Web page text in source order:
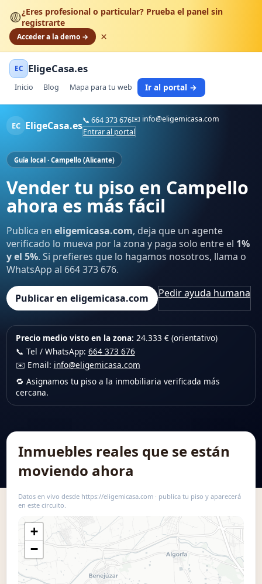
🟡¿Eres profesional o particular? Prueba el panel sin
registrarte
Acceder a la demo → ×
EC EligeCasa.es
Inicio Blog Mapa para tu web Ir al portal →
EC EligeCasa.es📞664 373 676✉️ info@eligemicasa.com
Entrar al portal
Guía local · Campello (Alicante)
Vender tu piso en Campello
ahora es más fácil
Publica eneligemicasa.com, deja que un agente
verificado lo mueva por la zona y paga solo entre el 1%
y el 5%. Si prefieres que lo hagamos nosotros, llama o
WhatsApp al 664 373 676.
Publicar en eligemicasa.com Pedir ayuda humana
Precio medio visto en la zona: 24.333 € (orientativo)
📞 Tel / WhatsApp: 664 373 676
✉️ Email: info@eligemicasa.com
🔁 Asignamos tu piso a la inmobiliaria verificada más
cercana.
Inmuebles reales que se están
moviendo ahora
Datos en vivo desde https://eligemicasa.com · publica tu piso y aparecerá
en este circuito.
+
−
📍 Usar este mapa